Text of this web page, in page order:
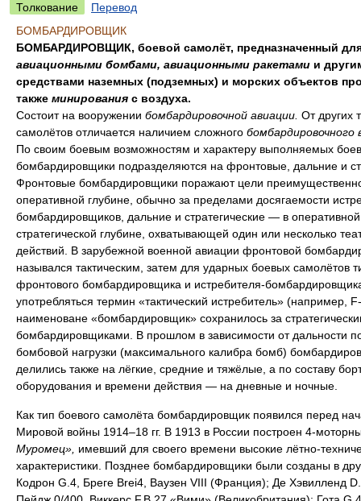
Толкование
Перевод
БОМБАРДИРОВЩИК
БОМБАРДИРОВЩИК, боевой самолёт, предназначенный
авиационными бомбами, авиационными ракетами и
средствами наземных (подземных) и морских объектов
также минирования с воздуха.
Состоит на вооружении бомбардировочной авиации. От других
самолётов отличается наличием сложного бомбардировочного
По своим боевым возможностям и характеру выполняемых
бомбардировщики подразделяются на фронтовые, дальние и
Фронтовые бомбардировщики поражают цели
оперативной глубине, обычно за пределами досягаемости
бомбардировщиков, дальние и стратегические — в
стратегической глубине, охватывающей один или несколько
действий. В зарубежной военной авиации фронтовой
назывался тактическим, затем для ударных боевых самолётов
фронтового бомбардировщика и истребителя-
употребляться термин «тактический истребитель» (например,
наименоване «бомбардировщик» сохранилось за
бомбардировщиками. В прошлом в зависимости от дальности
бомбовой нагрузки (максимального калибра бомб)
делились также на лёгкие, средние и тяжёлые, а по составу
оборудования и времени действия — на дневные и ночные.
Как тип боевого самолёта бомбардировщик появился перед
Мировой войны 1914–18 гг. В 1913 в России построен 4-
Муромец», имевший для своего времени высокие лётно-
характеристики. Позднее бомбардировщики были созданы в
Кодрон G.4, Бреге Brei4, Ваузен VIII (Франция); Де Хэвилленд